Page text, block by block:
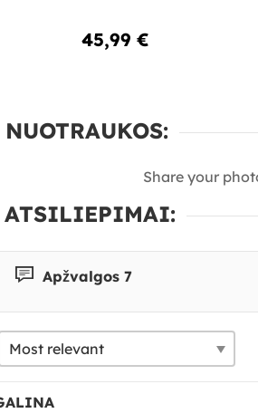
45,99 €
Share your
ATSILIEPIMAI:
Apžvalgos 7